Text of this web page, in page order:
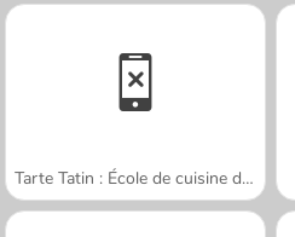
Tarte Tatin : École de cuisine de Sara